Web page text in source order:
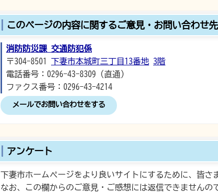
このページの内容に関するご意見・お問い合わせ先
消防防災課 交通防犯係
〒304-8501 下妻市本城町三丁目13番地 3階
電話番号：0296-43-8309（直通）
ファクス番号：0296-43-4214
メールでお問い合わせをする
アンケート
下妻市ホームページをより良いサイトにするために、皆さ
なお、この欄からのご意見・ご感想には返信できませんの